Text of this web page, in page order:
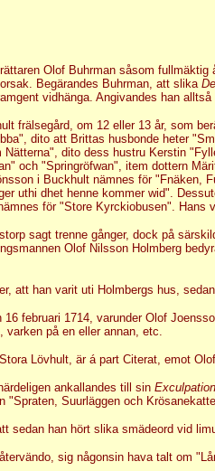
Olof Buhrman såsom
Begärandes Buhrman, att slika
vidhänga. Angivandes han alltså
frälsegård, om 12 eller 13 år, som
dito att Brittas husbonde heter
dito dess hustru Kerstin
och "Springröfwan", item dottern
i Buckhult nämnes för "Fnäken,
uthi dhet henne kommer wid".
för "Store Kyrckiobusen". Hans
sagt trenne gånger, dock på
Olof Nilsson Holmberg
att han varit uti Holmbergs hus,
februari 1714, varunder Olof
varken på en eller annan, etc.
Lövhult, är á part Citerat, emot
ankallandes till sin
"Spraten, Suurläggen och
sedan han hört slika smädeord vid
sig någonsin hava talt om